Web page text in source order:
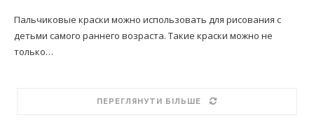
Пальчиковые краски можно использовать для рисования с
детьми самого раннего возраста. Такие краски можно не
только…
ПЕРЕГЛЯНУТИ БІЛЬШЕ